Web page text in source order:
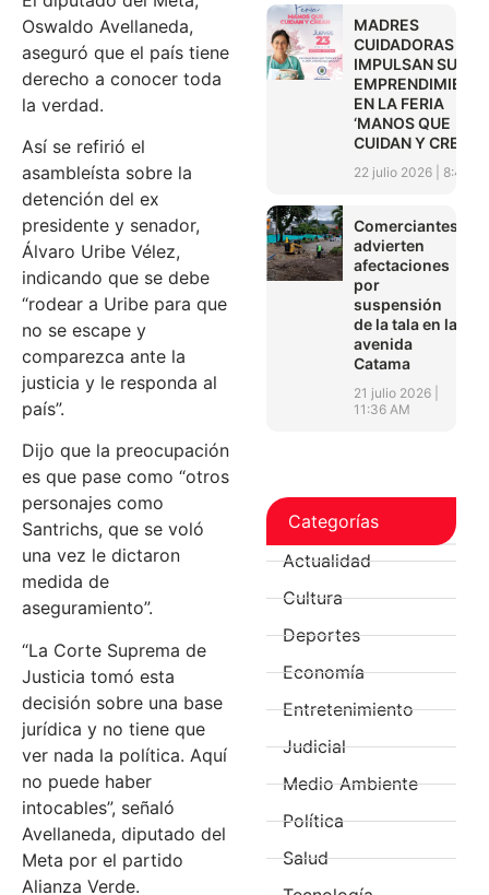
Oswaldo Avellaneda,
aseguró que el país tiene
derecho a conocer toda
la verdad.
Así se refirió el
asambleísta sobre la
detención del ex
presidente y senador,
Álvaro Uribe Vélez,
indicando que se debe
“rodear a Uribe para que
no se escape y
comparezca ante la
justicia y le responda al
país”.
Dijo que la preocupación
es que pase como “otros
personajes como
Santrichs, que se voló
una vez le dictaron
medida de
aseguramiento”.
“La Corte Suprema de
Justicia tomó esta
decisión sobre una base
jurídica y no tiene que
ver nada la política. Aquí
no puede haber
intocables”, señaló
Avellaneda, diputado del
Meta por el partido
Alianza Verde.
MADRES
CUIDADORAS
IMPULSAN SUS
EN LA FERIA
‘MANOS QUE
CUIDAN Y CREAN’
22 julio 2026 8:45
Comerciantes
advierten
afectaciones
por
suspensión
de la tala en la
avenida
Catama
21 julio 2026
11:36 AM
Categorías
Actualidad
Cultura
Deportes
Economía
Entretenimiento
Judicial
Medio Ambiente
Política
Salud